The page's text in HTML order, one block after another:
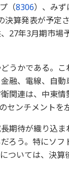
（8306）、み
決算発表が予定
27年3月期市場
うかである。こ
融、電線、自
関連は、中東
ンチメントを
期待が織り込
ろう。特にソフ
ついては、決